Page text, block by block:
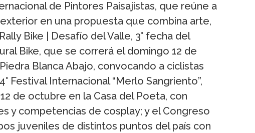
de Pintores Paisajistas, que reúne a
en una propuesta que combina arte,
Bike | Desafío del Valle, 3° fecha del
Bike, que se correrá el domingo 12 de
Blanca Abajo, convocando a ciclistas
Festival Internacional “Merlo Sangriento”,
de octubre en la Casa del Poeta, con
y competencias de cosplay; y el Congreso
juveniles de distintos puntos del país con